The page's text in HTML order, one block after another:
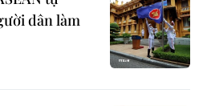
dân làm